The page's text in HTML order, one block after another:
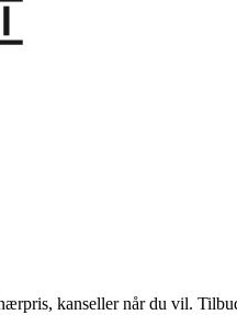
kanseller når du vil.